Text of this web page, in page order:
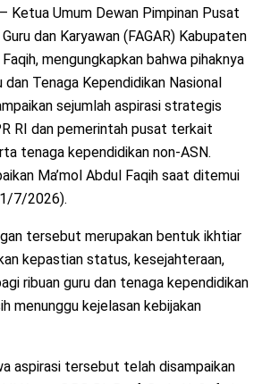
Ketua Umum Dewan Pimpinan Pusat
dan Karyawan (FAGAR) Kabupaten
mengungkapkan bahwa pihaknya
dan Tenaga Kependidikan Nasional
sejumlah aspirasi strategis
RI dan pemerintah pusat terkait
tenaga kependidikan non-ASN.
Ma’mol Abdul Faqih saat ditemui
7/2026).
tersebut merupakan bentuk ikhtiar
kepastian status, kesejahteraan,
ribuan guru dan tenaga kependidikan
menunggu kejelasan kebijakan
aspirasi tersebut telah disampaikan